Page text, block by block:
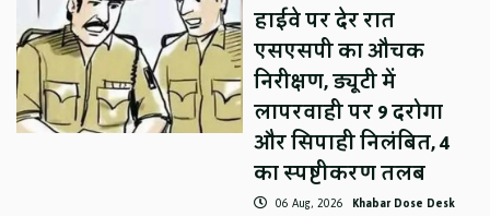
हाईवे पर देर रात
एसएसपी का औचक
निरीक्षण, ड्यूटी में
लापरवाही पर 9 दरोगा
और सिपाही निलंबित, 4
का स्पष्टीकरण तलब
06 Aug, 2026 Khabar Dose Desk